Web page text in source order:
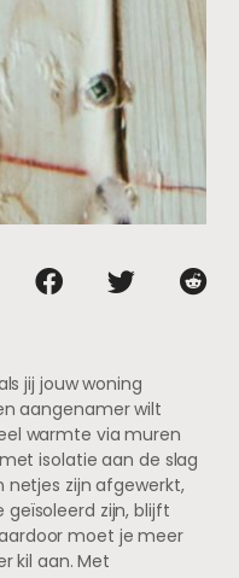
jij jouw woning
aangenamer wilt
warmte via muren
isolatie aan de slag
netjes zijn afgewerkt,
zijn, blijft
moet je meer
kil aan. Met